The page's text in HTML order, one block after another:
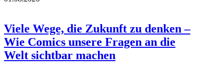
Viele Wege, die Zukunft zu denken –
Wie Comics unsere Fragen an die
Welt sichtbar machen